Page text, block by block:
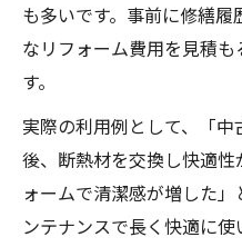
も多いです。事前に修繕
なリフォーム費用を見積
す。
実際の利用例として、「
後、断熱材を交換し快適
ォームで清潔感が増した
ンテナンスで長く快適に